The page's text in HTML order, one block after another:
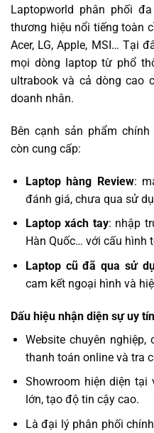
Laptopworld phân phối
thương hiệu nổi tiếng toàn
Acer, LG, Apple, MSI… Tại
mọi dòng laptop từ phổ
ultrabook và cả dòng cao
doanh nhân.
Bên cạnh sản phẩm
còn cung cấp:
Laptop hàng Review:
đánh giá, chưa qua sử
Laptop xách tay: nhập
Hàn Quốc… với cấu hình
Laptop cũ đã qua sử
cam kết ngoại hình và
Dấu hiệu nhận diện sự uy tín
Website chuyên
thanh toán online và tra
Showroom hiện diện
lớn, tạo độ tin cậy cao.
Là đại lý phân phối